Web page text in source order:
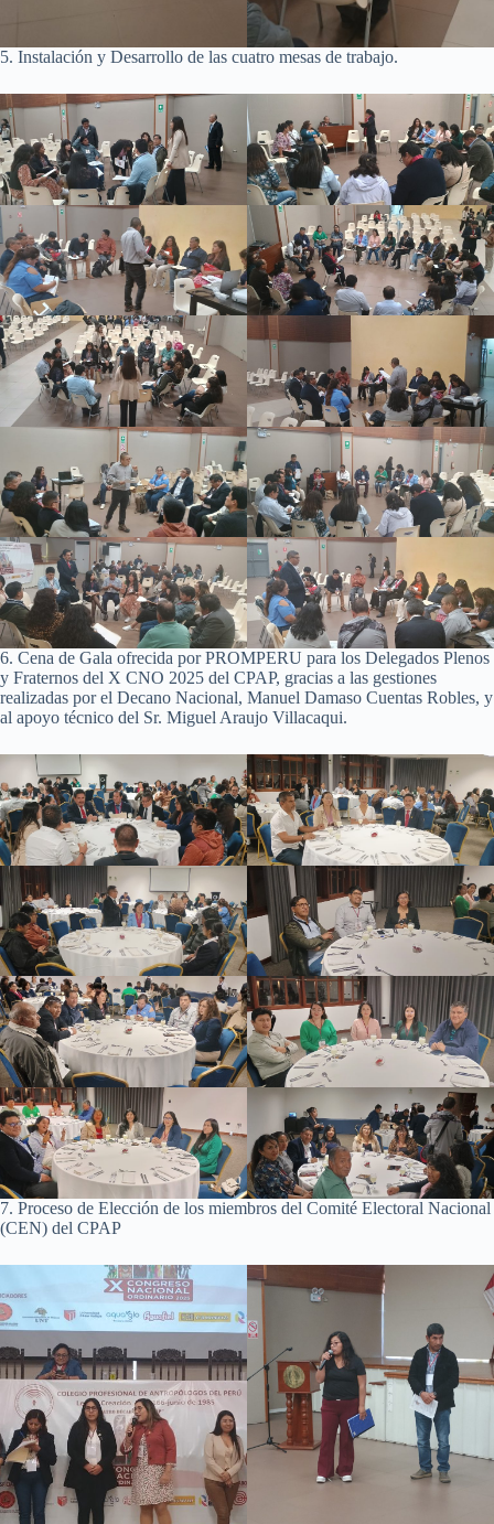
5. Instalación y Desarrollo de las cuatro mesas de trabajo.
6. Cena de Gala ofrecida por PROMPERU para los Delegados Plenos
y Fraternos del X CNO 2025 del CPAP, gracias a las gestiones
realizadas por el Decano Nacional, Manuel Damaso Cuentas Robles, y
al apoyo técnico del Sr. Miguel Araujo Villacaqui.
7. Proceso de Elección de los miembros del Comité Electoral Nacional
(CEN) del CPAP